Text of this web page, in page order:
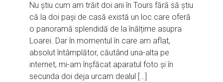
Nu știu cum am trăit doi ani în Tours fără să știu
că la doi pași de casă există un loc care oferă
o panoramă splendidă de la înălțime asupra
Loarei. Dar în momentul în care am aflat,
absolut întâmplător, căutând una-alta pe
internet, mi-am înșfăcat aparatul foto și în
secunda doi deja urcam dealul […]